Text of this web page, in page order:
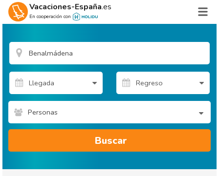
Vacaciones-España.es
En cooperación con
Personas
Buscar